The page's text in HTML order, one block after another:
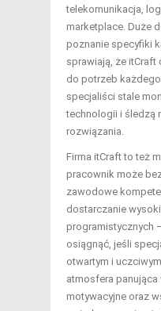
telekomunikacja,
marketplace. Duże
poznanie specyfiki
sprawiają, że
do potrzeb
specjaliści stale
technologii i śledzą
rozwiązania.
Firma itCraft to też
pracownik może
zawodowe
dostarczanie
programistycznych
osiągnąć, jeśli
otwartym i
atmosfera
motywacyjne oraz